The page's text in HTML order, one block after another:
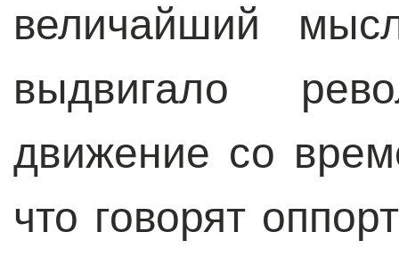
величайший
выдвигало
движение со
что говорят